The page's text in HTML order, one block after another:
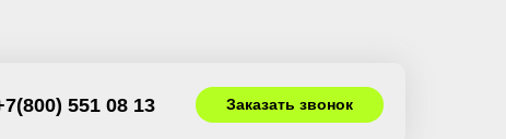
Заказать звонок
551 08 13